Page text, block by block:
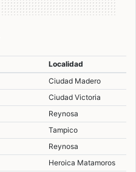
Localidad
Ciudad Madero
Ciudad Victoria
Reynosa
Tampico
Reynosa
Heroica Matamoros